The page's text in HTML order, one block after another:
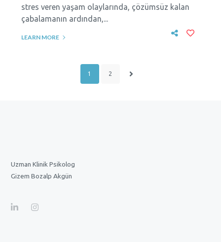
stres veren yaşam olaylarında, çözümsüz kalan
çabalamanın ardından,...
LEARN MORE
1 2
Uzman Klinik Psikolog
Gizem Bozalp Akgün